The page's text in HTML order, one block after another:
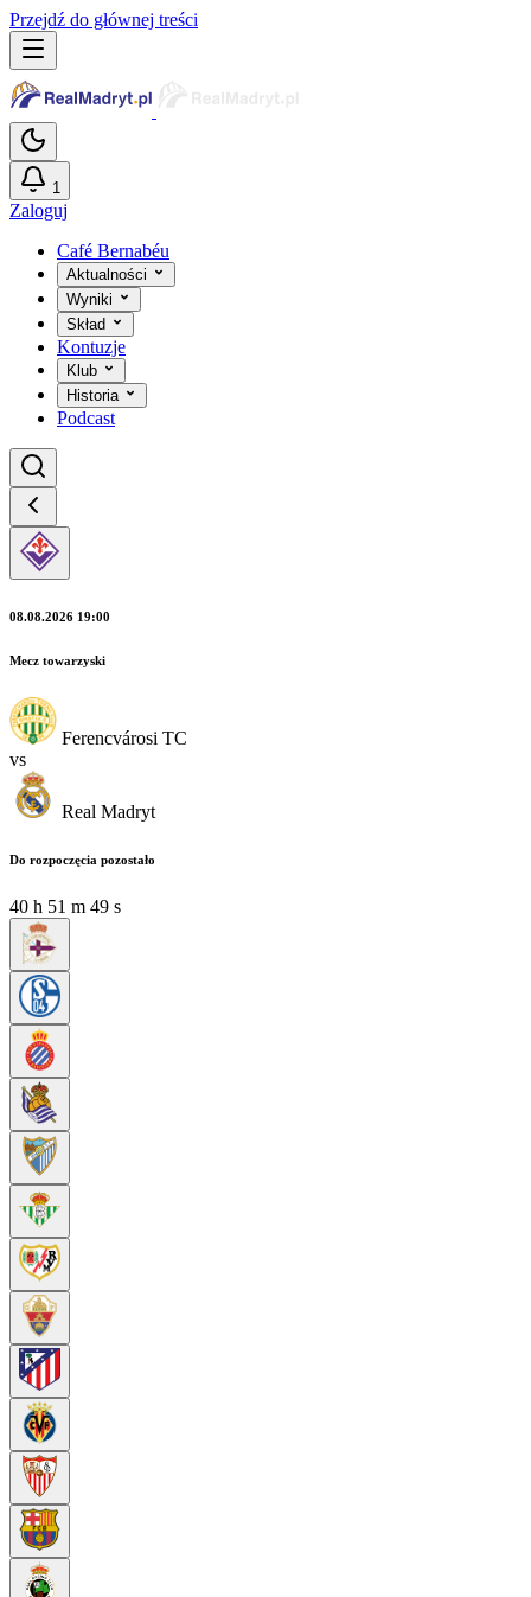
Przejdź do głównej treści
1
Zaloguj
Café Bernabéu
Aktualności
Wyniki
Skład
Kontuzje
Klub
Historia
Podcast
08.08.2026 19:00
Mecz towarzyski
Ferencvárosi TC
vs
Real Madryt
Do rozpoczęcia pozostało
40 h 51 m 47 s